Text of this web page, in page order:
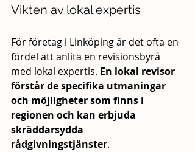
Vikten av lokal expertis
För företag i Linköping är det ofta en
fördel att anlita en revisionsbyrå
med lokal expertis. En lokal revisor
förstår de specifika utmaningar
och möjligheter som finns i
regionen och kan erbjuda
skräddarsydda
rådgivningstjänster.